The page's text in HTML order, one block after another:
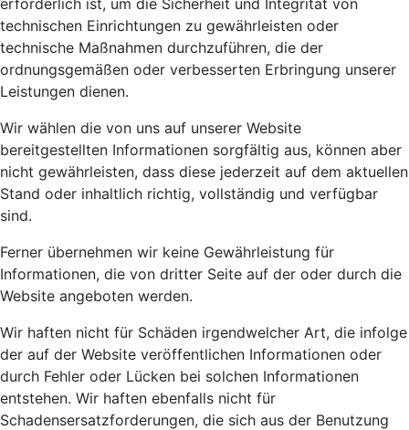
erforderlich ist, um die Sicherheit und Integrität von
technischen Einrichtungen zu gewährleisten oder
technische Maßnahmen durchzuführen, die der
ordnungsgemäßen oder verbesserten Erbringung unserer
Leistungen dienen.
Wir wählen die von uns auf unserer Website
bereitgestellten Informationen sorgfältig aus, können aber
nicht gewährleisten, dass diese jederzeit auf dem aktuellen
Stand oder inhaltlich richtig, vollständig und verfügbar
sind.
Ferner übernehmen wir keine Gewährleistung für
Informationen, die von dritter Seite auf der oder durch die
Website angeboten werden.
Wir haften nicht für Schäden irgendwelcher Art, die infolge
der auf der Website veröffentlichen Informationen oder
durch Fehler oder Lücken bei solchen Informationen
entstehen. Wir haften ebenfalls nicht für
Schadensersatzforderungen, die sich aus der Benutzung